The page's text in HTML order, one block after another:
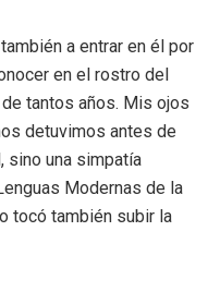
a entrar en él por
en el rostro del
tantos años. Mis ojos
detuvimos antes de
sino una simpatía
Modernas de la
tocó también subir la